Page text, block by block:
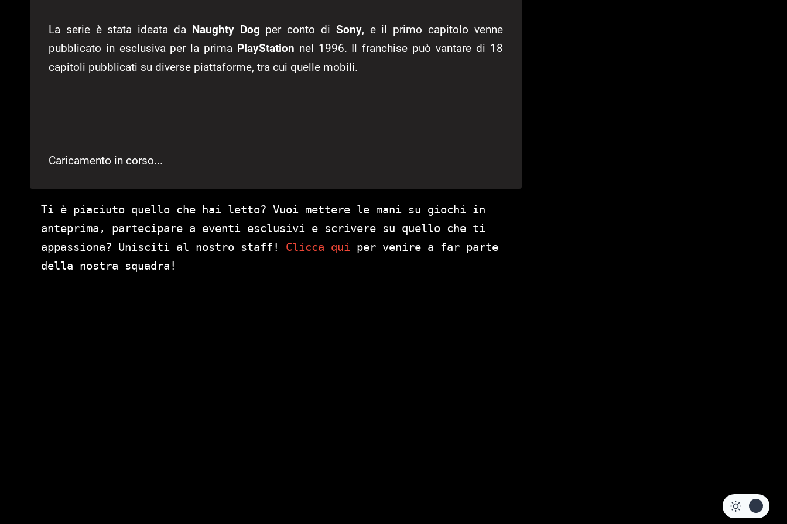
La serie è stata ideata da Naughty Dog per conto di Sony, e il primo capitolo venne
pubblicato in esclusiva per la prima PlayStation nel 1996. Il franchise può vantare di 18
capitoli pubblicati su diverse piattaforme, tra cui quelle mobili.
Caricamento in corso...
Ti è piaciuto quello che hai letto? Vuoi mettere le mani su giochi in
anteprima, partecipare a eventi esclusivi e scrivere su quello che ti
appassiona? Unisciti al nostro staff! Clicca qui per venire a far parte
della nostra squadra!